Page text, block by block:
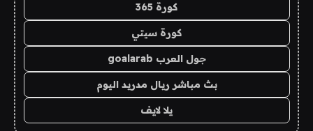
كورة 365
كورة سيتي
جول العرب goalarab
بث مباشر ريال مدريد اليوم
يلا لايف